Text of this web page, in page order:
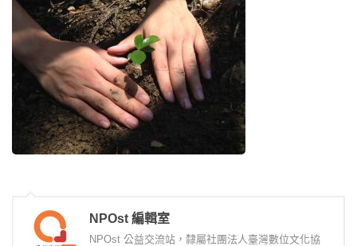
NPOst 編輯室
NPOst 公益交流站，隸屬社團法人臺灣數位文化協